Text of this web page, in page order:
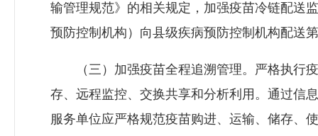
输管理规范》的相关规定，加强疫苗冷链配送
预防控制机构）向县级疾病预防控制机构配送
（三）加强疫苗全程追溯管理。严格执行疫
存、远程监控、交换共享和分析利用。通过信
服务单位应严格规范疫苗购进、运输、储存、